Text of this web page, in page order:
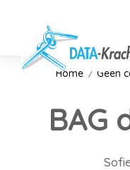
Home Geen
BAG